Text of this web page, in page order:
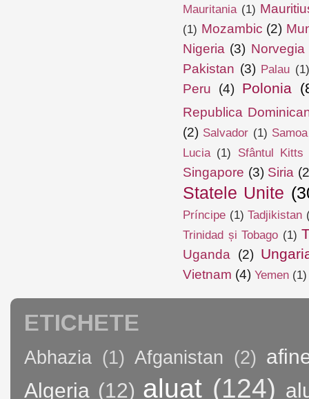
Mauritania (1)
(1) Mozambic (2)
Nigeria (3) Norvegia
Pakistan (3) Palau (1)
Peru (4) Polonia
Republica
(2) Salvador (1) Samoa
Lucia (1) Sfântul
Singapore (3) Siria
Statele Unite
Príncipe (1) Tadjikistan
Trinidad și Tobago (1)
Uganda (2)
Vietnam (4) Yemen (1)
ETICHETE
Abhazia (1) Afganistan (2)
Algeria (12) aluat (124)